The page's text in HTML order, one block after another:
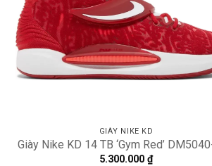
GIÀY NIKE KD
Giày Nike KD 14 TB ‘Gym Red’
5.300.000 ₫